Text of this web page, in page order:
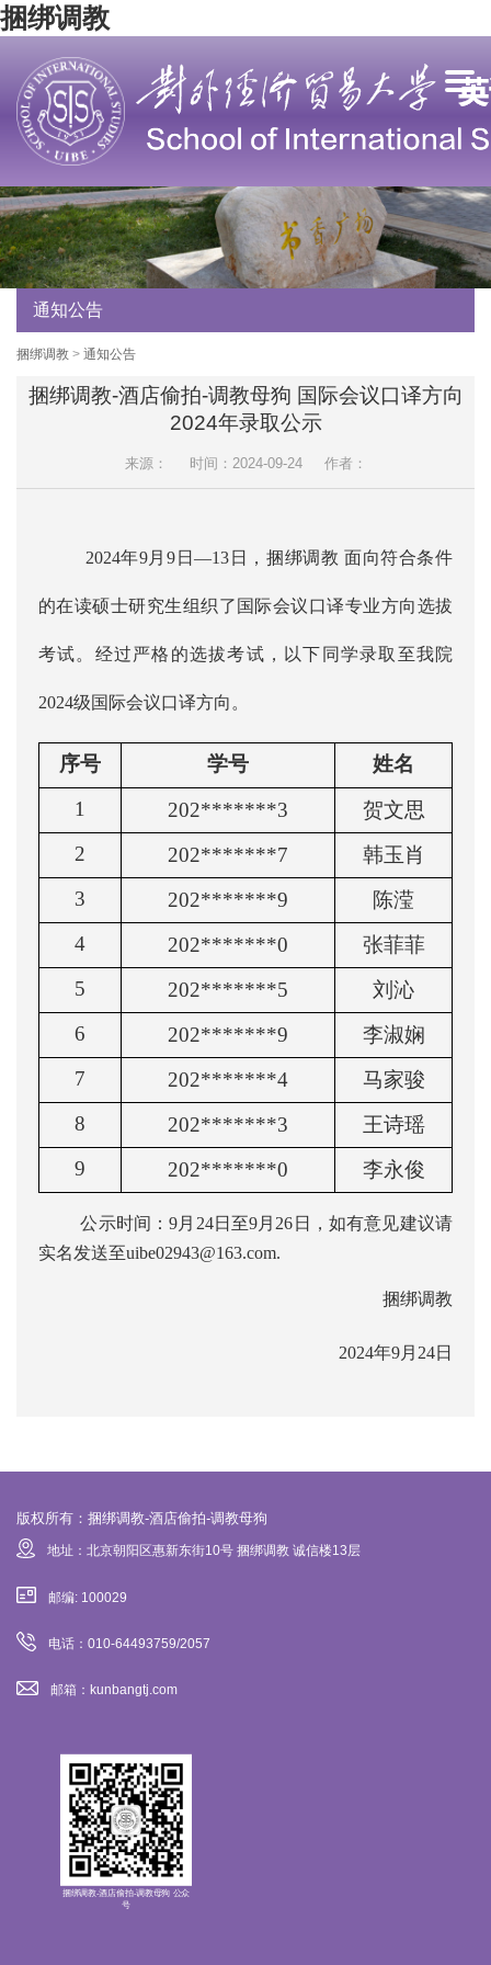
捆绑调教
通知公告
捆绑调教 > 通知公告
捆绑调教-酒店偷拍-调教母狗 国际会议口译方向
2024年录取公示
来源： 时间：2024-09-24 作者：
2024年9月9日—13日，捆绑调教 面向符合条件
的在读硕士研究生组织了国际会议口译专业方向选拔
考试。经过严格的选拔考试，以下同学录取至我院
2024级国际会议口译方向。
序号 学号
姓名
1
202*******3
贺文思
2
202*******7
韩玉肖
3
202*******9
陈滢
4
202*******0
张菲菲
5
202*******5
刘沁
6
202*******9
李淑娴
7
202*******4
马家骏
8
202*******3
王诗瑶
9
202*******0 李永俊
公示时间：9月24日至9月26日，如有意见建议请
实名发送至uibe02943@163.com.
捆绑调教
2024年9月24日
版权所有：捆绑调教-酒店偷拍-调教母狗
地址：北京朝阳区惠新东街10号 捆绑调教 诚信楼13层
邮编: 100029
电话：010-64493759/2057
邮箱：kunbangtj.com
捆绑调教-酒店偷拍-调教母狗 公众
号